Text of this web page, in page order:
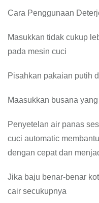
Cara Penggunaan
Masukkan tidak cukup
pada mesin cuci
Pisahkan pakaian putih
Maasukkan busana
Penyetelan air panas
cuci automatic
dengan cepat dan
Jika baju benar-benar
cair secukupnya